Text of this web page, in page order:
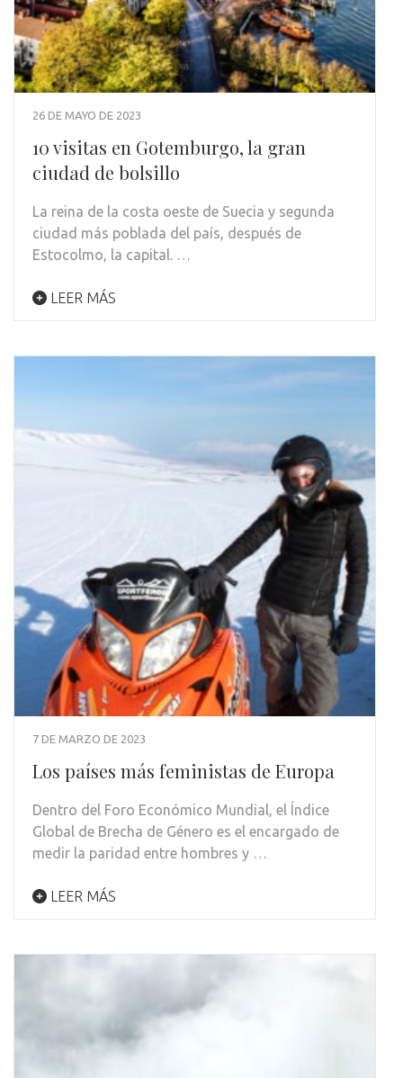
26 DE MAYO DE 2023
10 visitas en Gotemburgo, la gran
ciudad de bolsillo
La reina de la costa oeste de Suecia y segunda
ciudad más poblada del país, después de
Estocolmo, la capital. …
LEER MÁS
7 DE MARZO DE 2023
Los países más feministas de Europa
Dentro del Foro Económico Mundial, el Índice
Global de Brecha de Género es el encargado de
medir la paridad entre hombres y …
LEER MÁS